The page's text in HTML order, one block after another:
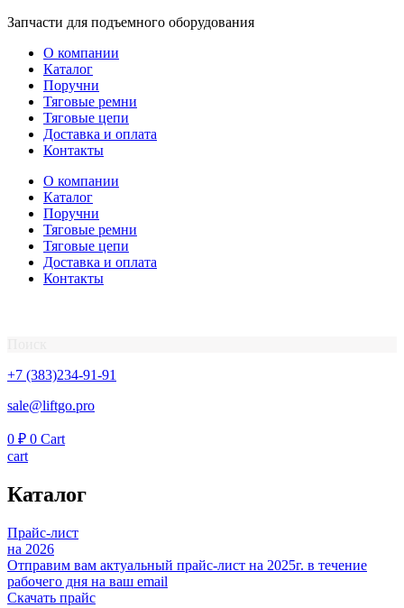
Перейти
содержимому
Запчасти для подъемного оборудования
О компании
Каталог
Поручни
Тяговые ремни
Тяговые цепи
Доставка и оплата
Контакты
О компании
Каталог
Поручни
Тяговые ремни
Тяговые цепи
Доставка и оплата
Контакты
+7 (383)234-91-91
sale@liftgo.pro
0 ₽ 0 Cart
cart
Каталог
Прайс-лист
на 2026
Отправим вам актуальный прайс-лист на 2025г. в течение
рабочего дня на ваш email
Скачать прайс